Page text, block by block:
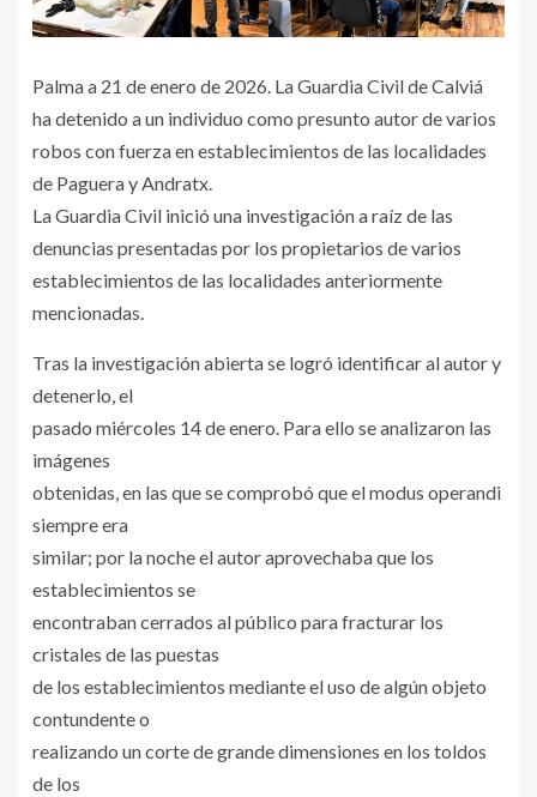
Palma a 21 de enero de 2026. La Guardia Civil de Calviá
ha detenido a un individuo como presunto autor de varios
robos con fuerza en establecimientos de las localidades
de Paguera y Andratx.
La Guardia Civil inició una investigación a raíz de las
denuncias presentadas por los propietarios de varios
establecimientos de las localidades anteriormente
mencionadas.
Tras la investigación abierta se logró identificar al autor y
detenerlo, el
pasado miércoles 14 de enero. Para ello se analizaron las
imágenes
obtenidas, en las que se comprobó que el modus operandi
siempre era
similar; por la noche el autor aprovechaba que los
establecimientos se
encontraban cerrados al público para fracturar los
cristales de las puestas
de los establecimientos mediante el uso de algún objeto
contundente o
realizando un corte de grande dimensiones en los toldos
de los